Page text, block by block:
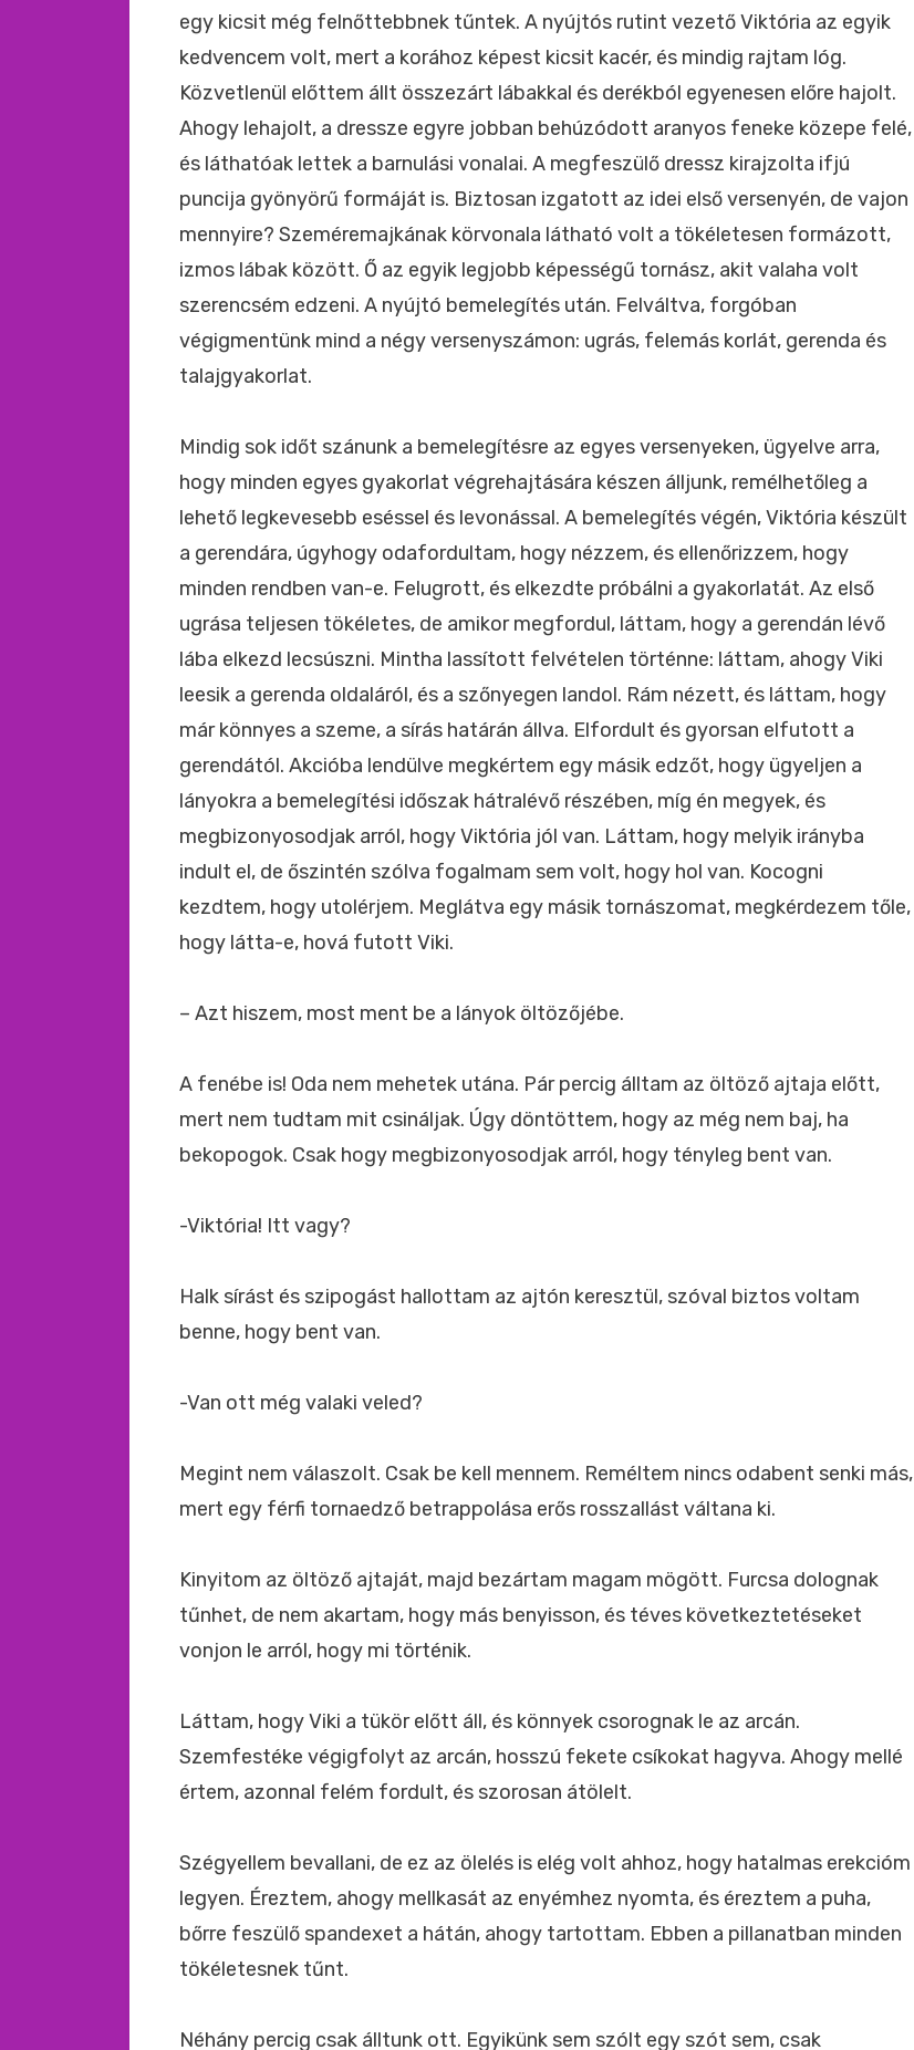
egy kicsit még felnőttebbnek tűntek. A nyújtós rutint vezető Viktória az egyik
kedvencem volt, mert a korához képest kicsit kacér, és mindig rajtam lóg.
Közvetlenül előttem állt összezárt lábakkal és derékból egyenesen előre hajolt.
Ahogy lehajolt, a dressze egyre jobban behúzódott aranyos feneke közepe felé,
és láthatóak lettek a barnulási vonalai. A megfeszülő dressz kirajzolta ifjú
puncija gyönyörű formáját is. Biztosan izgatott az idei első versenyén, de vajon
mennyire? Szeméremajkának körvonala látható volt a tökéletesen formázott,
izmos lábak között. Ő az egyik legjobb képességű tornász, akit valaha volt
szerencsém edzeni. A nyújtó bemelegítés után. Felváltva, forgóban
végigmentünk mind a négy versenyszámon: ugrás, felemás korlát, gerenda és
talajgyakorlat.
Mindig sok időt szánunk a bemelegítésre az egyes versenyeken, ügyelve arra,
hogy minden egyes gyakorlat végrehajtására készen álljunk, remélhetőleg a
lehető legkevesebb eséssel és levonással. A bemelegítés végén, Viktória készült
a gerendára, úgyhogy odafordultam, hogy nézzem, és ellenőrizzem, hogy
minden rendben van-e. Felugrott, és elkezdte próbálni a gyakorlatát. Az első
ugrása teljesen tökéletes, de amikor megfordul, láttam, hogy a gerendán lévő
lába elkezd lecsúszni. Mintha lassított felvételen történne: láttam, ahogy Viki
leesik a gerenda oldaláról, és a szőnyegen landol. Rám nézett, és láttam, hogy
már könnyes a szeme, a sírás határán állva. Elfordult és gyorsan elfutott a
gerendától. Akcióba lendülve megkértem egy másik edzőt, hogy ügyeljen a
lányokra a bemelegítési időszak hátralévő részében, míg én megyek, és
megbizonyosodjak arról, hogy Viktória jól van. Láttam, hogy melyik irányba
indult el, de őszintén szólva fogalmam sem volt, hogy hol van. Kocogni
kezdtem, hogy utolérjem. Meglátva egy másik tornászomat, megkérdezem tőle,
hogy látta-e, hová futott Viki.
– Azt hiszem, most ment be a lányok öltözőjébe.
A fenébe is! Oda nem mehetek utána. Pár percig álltam az öltöző ajtaja előtt,
mert nem tudtam mit csináljak. Úgy döntöttem, hogy az még nem baj, ha
bekopogok. Csak hogy megbizonyosodjak arról, hogy tényleg bent van.
-Viktória! Itt vagy?
Halk sírást és szipogást hallottam az ajtón keresztül, szóval biztos voltam
benne, hogy bent van.
-Van ott még valaki veled?
Megint nem válaszolt. Csak be kell mennem. Reméltem nincs odabent senki más,
mert egy férfi tornaedző betrappolása erős rosszallást váltana ki.
Kinyitom az öltöző ajtaját, majd bezártam magam mögött. Furcsa dolognak
tűnhet, de nem akartam, hogy más benyisson, és téves következtetéseket
vonjon le arról, hogy mi történik.
Láttam, hogy Viki a tükör előtt áll, és könnyek csorognak le az arcán.
Szemfestéke végigfolyt az arcán, hosszú fekete csíkokat hagyva. Ahogy mellé
értem, azonnal felém fordult, és szorosan átölelt.
Szégyellem bevallani, de ez az ölelés is elég volt ahhoz, hogy hatalmas erekcióm
legyen. Éreztem, ahogy mellkasát az enyémhez nyomta, és éreztem a puha,
bőrre feszülő spandexet a hátán, ahogy tartottam. Ebben a pillanatban minden
tökéletesnek tűnt.
Néhány percig csak álltunk ott. Egyikünk sem szólt egy szót sem, csak